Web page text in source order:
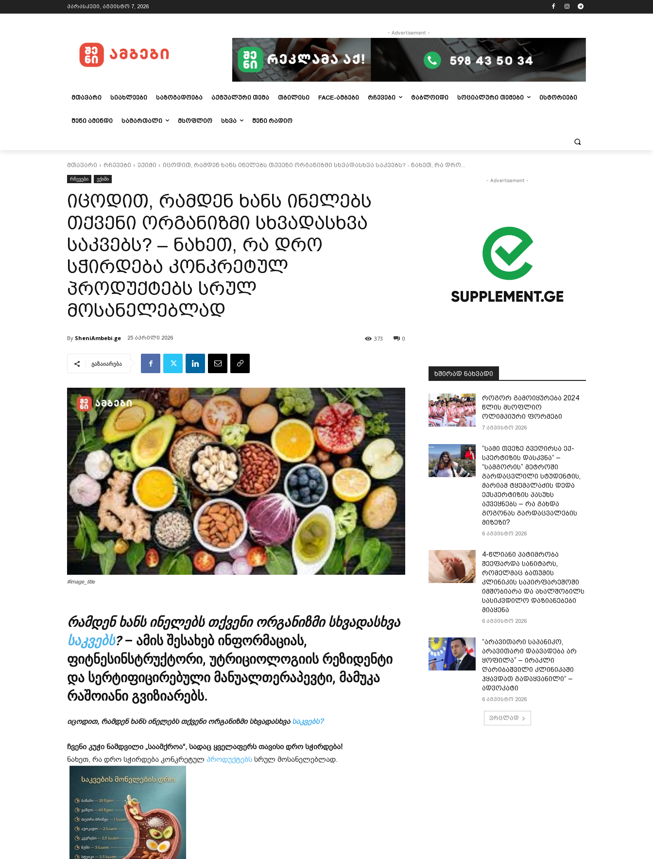
პარასკევი, აგვისტო 7, 2026
- Advertisement -
ᲛᲗᲐᲕᲐᲠᲘ ᲡᲘᲐᲮᲚᲔᲔᲑᲘ ᲡᲐᲖᲝᲒᲐᲓᲝᲔᲑᲐ ᲐᲥᲢᲣᲐᲚᲣᲠᲘ ᲗᲔᲛᲐ ᲗᲑᲘᲚᲘᲡᲘ FACE-ᲐᲛᲑᲔᲑᲘ ᲠᲩᲔᲕᲔᲑᲘ ᲢᲐᲑᲚᲝᲘᲓᲘ ᲡᲝᲪᲘᲐᲚᲣᲠᲘ ᲗᲔᲛᲔᲑᲘ ᲘᲡᲢᲝᲠᲘᲔᲑᲘ
ᲨᲔᲜᲘ ᲐᲛᲘᲜᲓᲘ ᲡᲐᲛᲐᲠᲗᲐᲚᲘ ᲛᲡᲝᲤᲚᲘᲝ ᲡᲮᲕᲐ ᲨᲔᲜᲘ ᲠᲐᲓᲘᲝ
მთავარი რჩევები ექიმი
იცოდით, რამდენ ხანს ინელებს თქვენი ორგანიზმი სხვადასხვა საკვებს? - ნახეთ, რა დრო...
რჩევები
ექიმი
იცოდით, რამდენ ხანს ინელებს
თქვენი ორგანიზმი სხვადასხვა
საკვებს? – ნახეთ, რა დრო
სჭირდება კონკრეტულ
პროდუქტებს სრულ
მოსანელებლად
By SheniAmbebi.ge 25 აპრილი 2026 0
373
გაზაიარება
#image_title
რამდენ ხანს ინელებს თქვენი ორგანიზმი სხვადასხვა
საკვებს?– ამის შესახებ ინფორმაციას,
ფიტნესინსტრუქტორი, უტრიციოლოგიის რეზიდენტი
და სერტიფიცირებული მანუალთერაპევტი, მამუკა
რაშოიანი გვიზიარებს.
იცოდით, რამდენ ხანს ინელებს თქვენი ორგანიზმი სხვადასხვა საკვებს?
ჩვენი კუჭი ნამდვილი „საამქროა“, სადაც ყველაფერს თავისი დრო სჭირდება!
ნახეთ, რა დრო სჭირდება კონკრეტულ პროდუქტებს სრულ მოსანელებლად.
- Advertisement -
ᲮᲨᲘᲠᲐᲓ ᲜᲐᲮᲕᲐᲓᲘ
როგორ გამოიყურება 2024
წლის მსოფლიო
ოლიმპიური ფორმები
7 აგვისტო 2026
“სამი თვე­ზე გვე­ღირ­სა ექ­
სპერ­ტი­ზის დას­კვნა“ –
“სამგორის” მეტროში
გარდაცვლილი სტუდენტის,
მარიამ ტყემალაძის დედა
ექსპერტიზის პასუხს
აქვეყნებს – რა გახდა
გოგონას გარდაცვალების
მიზეზი?
6 აგვისტო 2026
4-წლიანი პატიმრობა
შეეფარდა სანიტარს,
რომელმაც ბათუმის
კლინიკის საპირფარეშოში
იმშობიარა და ახალშობილს
სასიკვდილო დაზიანებები
მიაყენა
6 აგვისტო 2026
“არავითარი საპანიკო,
არავითარი დაავადება არ
ყოფილა” – ირაკლი
ღარიბაშვილი კლინიკაში
ჰყავდათ გადაყვანილი“ –
ადვოკატი
6 აგვისტო 2026
ვრცლად